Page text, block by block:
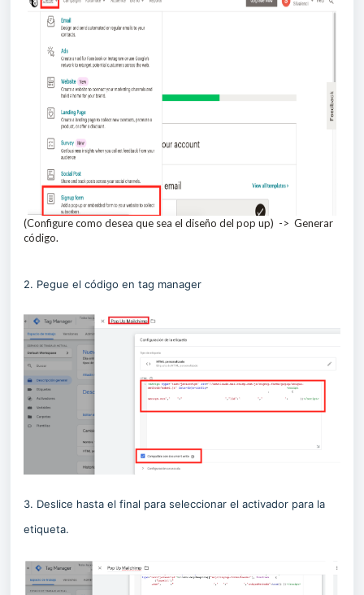
(Configure como desea que sea el diseño del pop up) -> Generar
código.
2. Pegue el código en tag manager
3. Deslice hasta el final para seleccionar el activador para la
etiqueta.